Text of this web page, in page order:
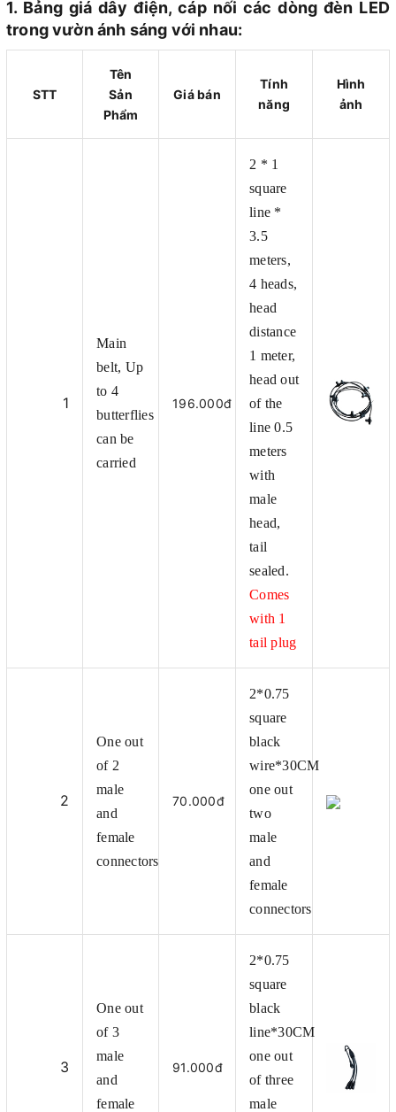
1. Bảng giá dây điện, cáp nối các dòng đèn LED
trong vườn ánh sáng với nhau:
STT
Tên
Sản
Phẩm
Giá bán
Tính
năng
Hình
ảnh
1
Main
belt, Up
to 4
butterflies
can be
carried
196.000đ
2 * 1
square
line *
3.5
meters,
4 heads,
head
distance
1 meter,
head out
of the
line 0.5
meters
with
male
head,
tail
sealed.
Comes
with 1
tail plug
2
One out
of 2
male
and
female
connectors
70.000đ
2*0.75
square
black
wire*30CM
one out
two
male
and
female
connectors
3
One out
of 3
male
and
female
91.000đ
2*0.75
square
black
line*30CM
one out
of three
male